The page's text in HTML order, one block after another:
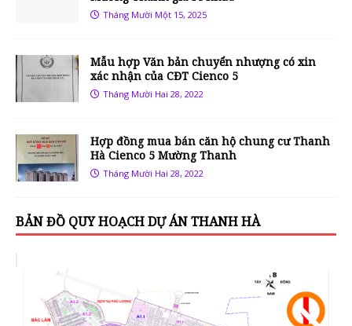
Tháng Mười Một 15, 2025
Mẫu hợp Văn bản chuyển nhượng có xin
xác nhận của CĐT Cienco 5
Tháng Mười Hai 28, 2022
Hợp đồng mua bán căn hộ chung cư Thanh
Hà Cienco 5 Mường Thanh
Tháng Mười Hai 28, 2022
BẢN ĐỒ QUY HOẠCH DỰ ÁN THANH HÀ